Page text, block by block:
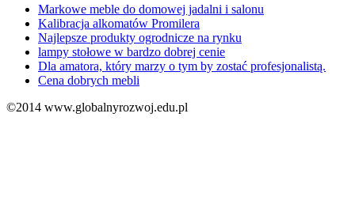
Markowe meble do domowej jadalni i salonu
Kalibracja alkomatów Promilera
Najlepsze produkty ogrodnicze na rynku
lampy stołowe w bardzo dobrej cenie
Dla amatora, który marzy o tym by zostać profesjonalistą.
Cena dobrych mebli
©2014 www.globalnyrozwoj.edu.pl